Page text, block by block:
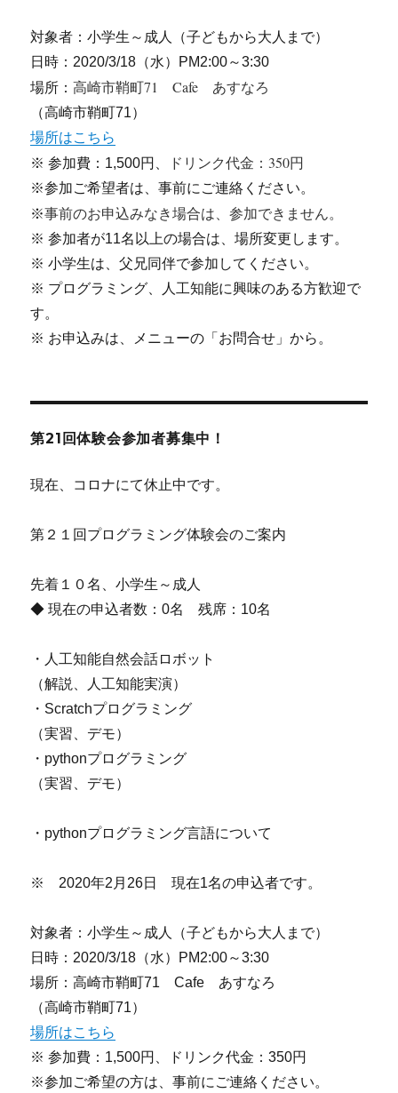
対象者：小学生～成人（子どもから大人まで）
日時：2020/3/18（水）PM2:00～3:30
場所：高崎市鞘町71 Cafe あすなろ
（高崎市鞘町71）
場所はこちら
※ 参加費：1,500円、
ドリンク代金：350円
※参加ご希望者は、事前にご連絡ください。
※事前のお申込みなき場合は、参加できません。
※ 参加者が11名以上の場合は、場所変更します。
※ 小学生は、父兄同伴で参加してください。
※ プログラミング、人工知能に興味のある方歓迎で
す。
※ お申込みは、メニューの「お問合せ」から。
第21回体験会参加者募集中！
現在、コロナにて休止中です。
第２１回プログラミング体験会のご案内
先着１０名、小学生～成人
◆ 現在の申込者数：0名 残席：10名
・人工知能自然会話ロボット
（解説、人工知能実演）
・Scratchプログラミング
（実習、デモ）
・pythonプログラミング
（実習、デモ）
・pythonプログラミング言語について
※ 2020年2月26日 現在1名の申込者です。
対象者：小学生～成人（子どもから大人まで）
日時：2020/3/18（水）PM2:00～3:30
場所：高崎市鞘町71 Cafe あすなろ
（高崎市鞘町71）
場所はこちら
※ 参加費：1,500円、ドリンク代金：350円
※参加ご希望の方は、事前にご連絡ください。